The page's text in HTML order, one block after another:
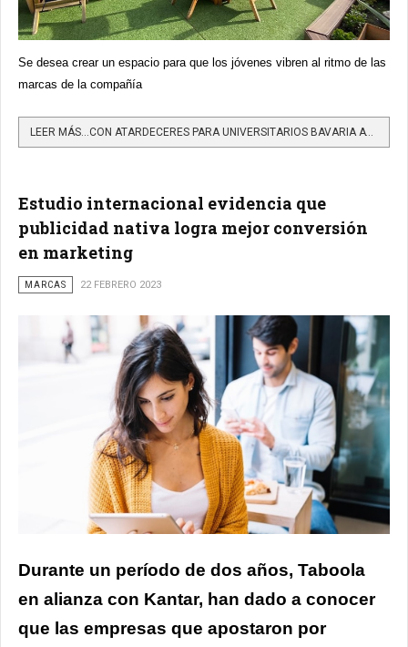
Se desea crear un espacio para que los jóvenes vibren al ritmo de las
marcas de la compañía
LEER MÁS…CON ATARDECERES PARA UNIVERSITARIOS BAVARIA ATRAE A LOS ESTUDIANTES A SUS OFERTAS LABORALES
Estudio internacional evidencia que
publicidad nativa logra mejor conversión
en marketing
MARCAS 22 FEBRERO 2023
Durante un período de dos años, Taboola
en alianza con Kantar, han dado a conocer
que las empresas que apostaron por